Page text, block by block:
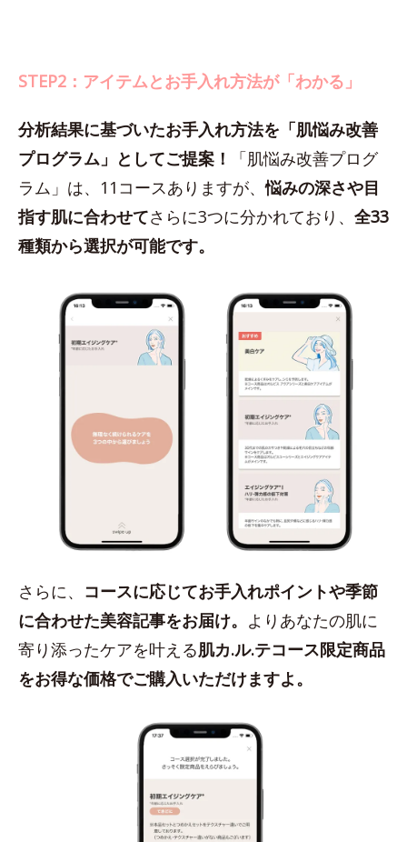
STEP2：アイテムとお手入れ方法が「わかる」
分析結果に基づいたお手入れ方法を「肌悩み改善
プログラム」としてご提案！
「肌悩み改善プログ
ラム」は、11コースありますが、悩みの深さや目
指す肌に合わせてさらに3つに分かれており、 全33
種類から選択が可能です。
さらに、 コースに応じてお手入れポイントや季節
に合わせた美容記事をお届け。 よりあなたの肌に
寄り添ったケアを叶える肌カ.ル.テコース限定商品
をお得な価格でご購入いただけますよ。